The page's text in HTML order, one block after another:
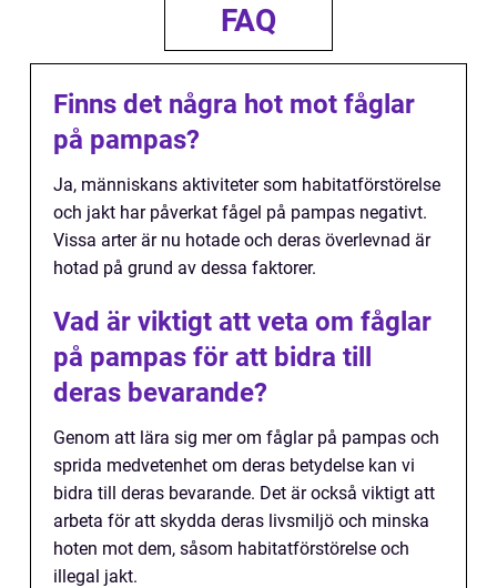
FAQ
Finns det några hot mot fåglar
på pampas?
Ja, människans aktiviteter som habitatförstörelse
och jakt har påverkat fågel på pampas negativt.
Vissa arter är nu hotade och deras överlevnad är
hotad på grund av dessa faktorer.
Vad är viktigt att veta om fåglar
på pampas för att bidra till
deras bevarande?
Genom att lära sig mer om fåglar på pampas och
sprida medvetenhet om deras betydelse kan vi
bidra till deras bevarande. Det är också viktigt att
arbeta för att skydda deras livsmiljö och minska
hoten mot dem, såsom habitatförstörelse och
illegal jakt.